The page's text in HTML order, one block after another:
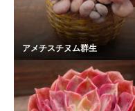
アメチスチヌム群生